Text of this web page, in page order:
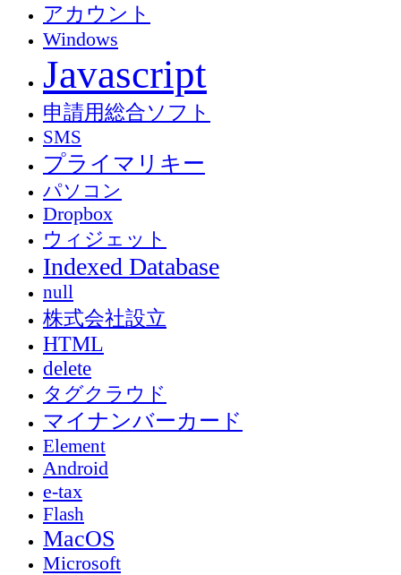
アカウント
Windows
Javascript
申請用総合ソフト
SMS
プライマリキー
パソコン
Dropbox
ウィジェット
Indexed Database
null
株式会社設立
HTML
delete
タグクラウド
マイナンバーカード
Element
Android
e-tax
Flash
MacOS
Microsoft